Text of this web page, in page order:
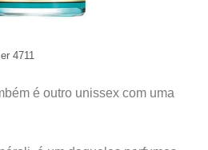
4711
é outro unissex com uma